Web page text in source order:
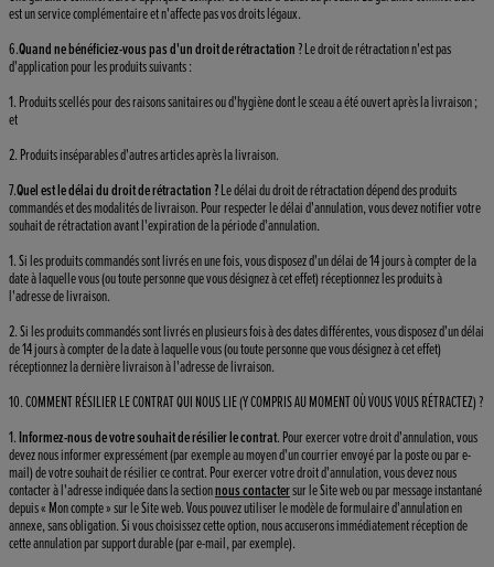
est un service complémentaire et n'affecte pas vos droits légaux.
6.Quand ne bénéficiez-vous pas d'un droit de rétractation? Le droit de rétractation n'est pas
d'application pour les produits suivants :
1. Produits scellés pour des raisons sanitaires ou d'hygiène dont le sceau a été ouvert après la livraison ;
et
2. Produits inséparables d'autres articles après la livraison.
7.Quel est le délai du droit de rétractation ?Le délai du droit de rétractation dépend des produits
commandés et des modalités de livraison. Pour respecter le délai d'annulation, vous devez notifier votre
souhait de rétractation avant l'expiration de la période d'annulation.
1. Si les produits commandés sont livrés en une fois, vous disposez d'un délai de 14 jours à compter de la
date à laquelle vous (ou toute personne que vous désignez à cet effet) réceptionnez les produits à
l'adresse de livraison.
2. Si les produits commandés sont livrés en plusieurs fois à des dates différentes, vous disposez d'un délai
de 14 jours à compter de la date à laquelle vous (ou toute personne que vous désignez à cet effet)
réceptionnez la dernière livraison à l'adresse de livraison.
10. COMMENT RÉSILIER LE CONTRAT QUI NOUS LIE (Y COMPRIS AU MOMENT OÙ VOUS VOUS RÉTRACTEZ) ?
1.Informez-nous de votre souhait de résilier le contrat. Pour exercer votre droit d'annulation, vous
devez nous informer expressément (par exemple au moyen d'un courrier envoyé par la poste ou par e-
mail) de votre souhait de résilier ce contrat. Pour exercer votre droit d'annulation, vous devez nous
contacter à l'adresse indiquée dans la sectionnous contactersur le Site web ou par message instantané
depuis « Mon compte » sur le Site web. Vous pouvez utiliser le modèle de formulaire d'annulation en
annexe, sans obligation. Si vous choisissez cette option, nous accuserons immédiatement réception de
cette annulation par support durable (par e-mail, par exemple).